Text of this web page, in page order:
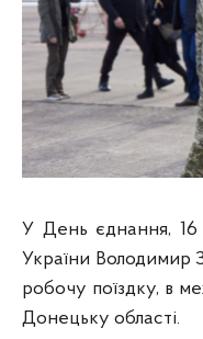
У День єднання, 16
України Володимир
робочу поїздку, в
Донецьку області.